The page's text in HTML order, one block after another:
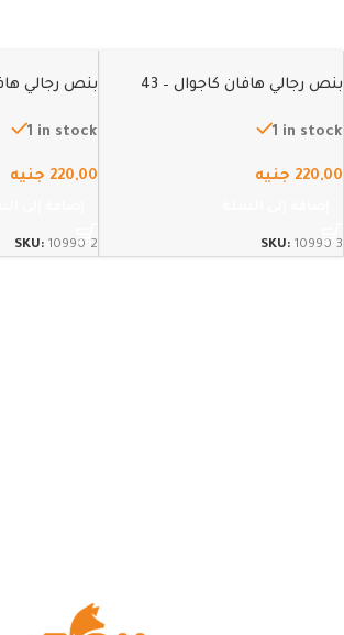
بنص رجالي هافان كاجوال – 43
1 in stock
220,00 جنيه
SKU: 10990-3
بنص رجالي
1 in stock
220,00 جنيه
SKU: 10990-2